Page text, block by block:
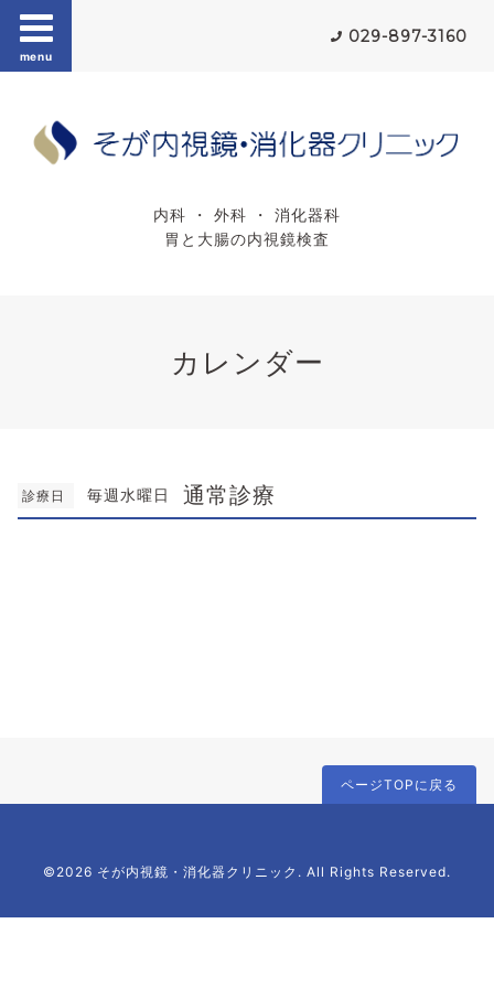
menu
029-897-3160
内科 ・ 外科 ・ 消化器科
胃と大腸の内視鏡検査
カレンダー
診療日 毎週水曜日 通常診療
ページTOPに戻る
©2026 そが内視鏡・消化器クリニック. All Rights Reserved.